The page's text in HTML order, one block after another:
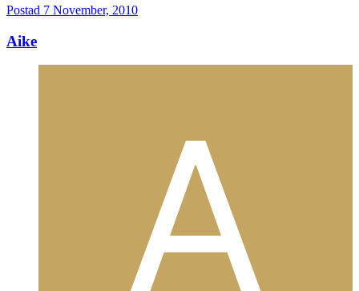
Postad 7 November, 2010
Aike